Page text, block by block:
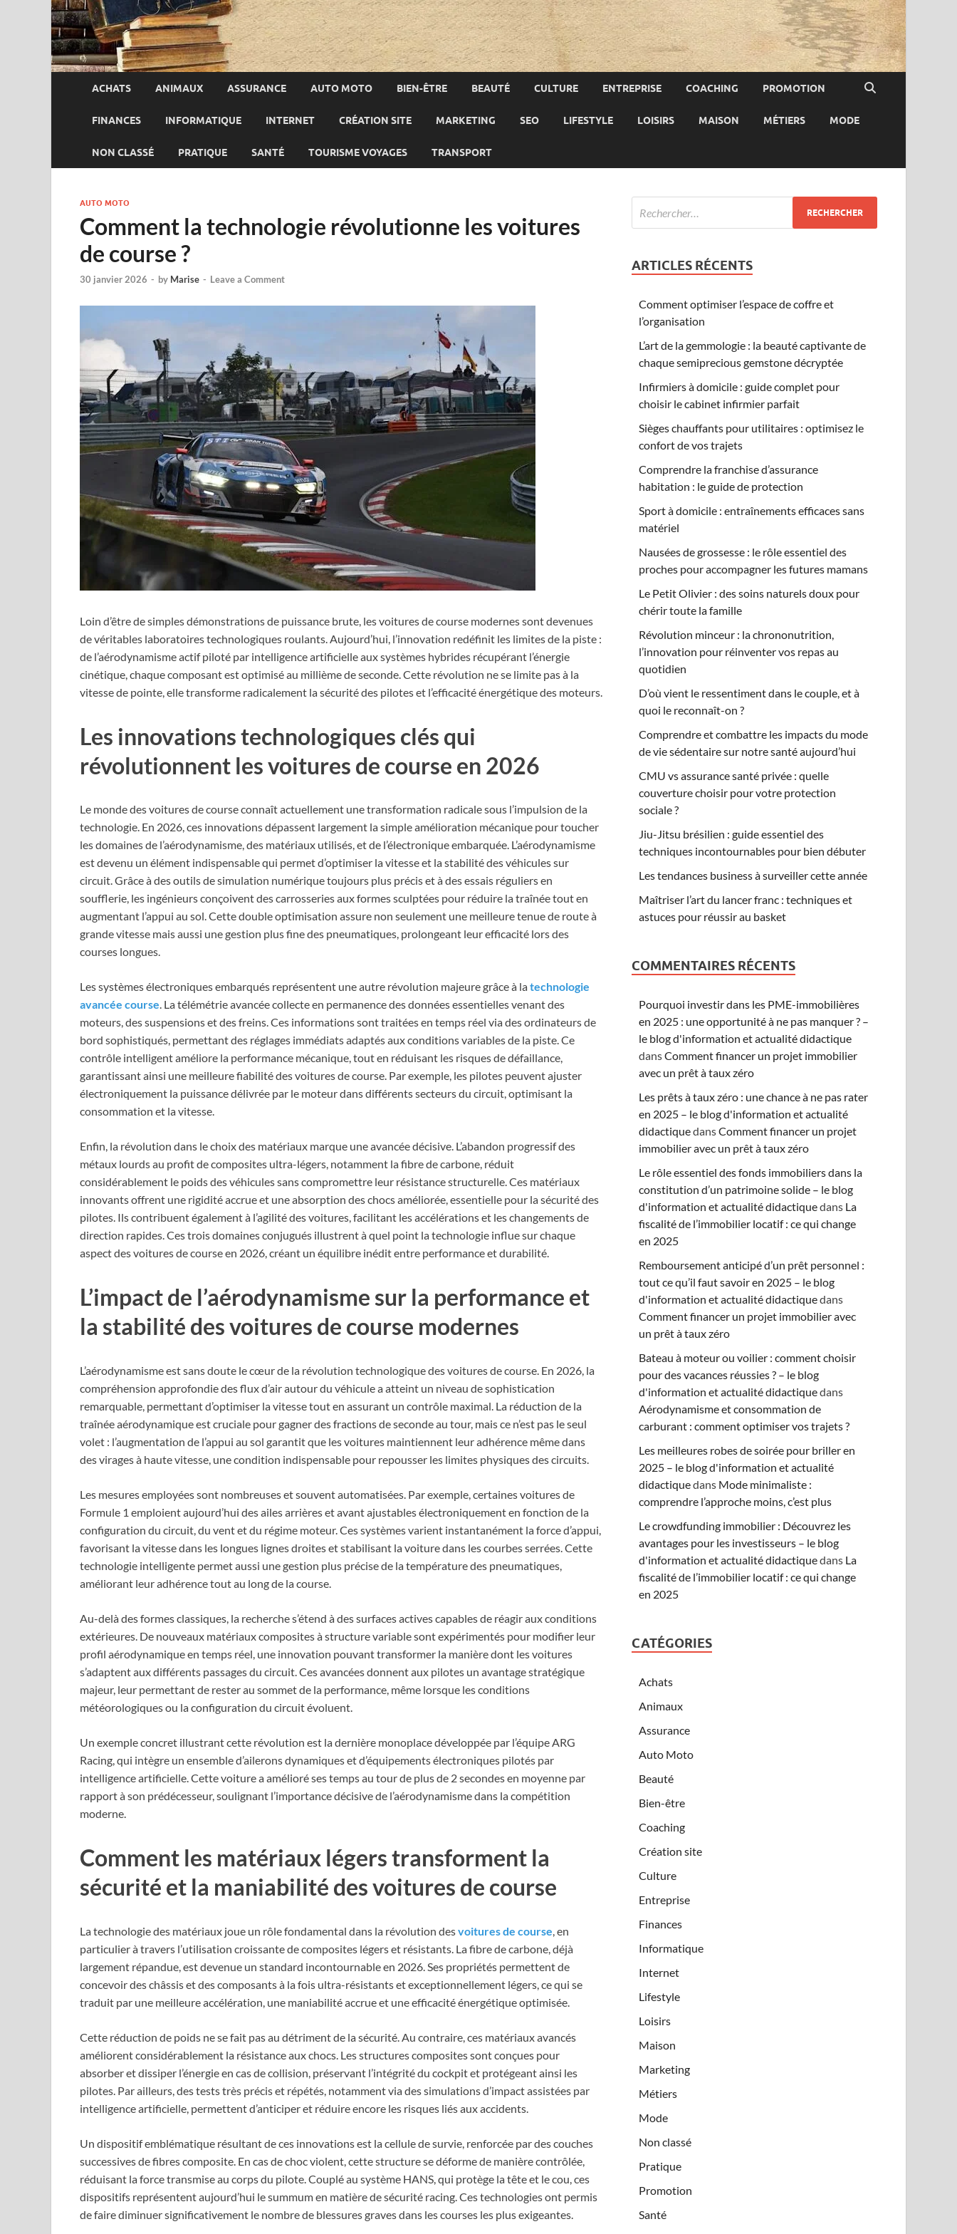
ACHATS ANIMAUX ASSURANCE AUTO MOTO BIEN-ÊTRE BEAUTÉ CULTURE ENTREPRISE COACHING PROMOTION
FINANCES INFORMATIQUE INTERNET CRÉATION SITE MARKETING SEO LIFESTYLE LOISIRS MAISON MÉTIERS MODE
NON CLASSÉ PRATIQUE SANTÉ TOURISME VOYAGES TRANSPORT
AUTO MOTO
Comment la technologie révolutionne les voitures
de course ?
30 janvier 2026 - by Marise - Leave a Comment
Loin d’être de simples démonstrations de puissance brute, les voitures de course modernes sont devenues
de véritables laboratoires technologiques roulants. Aujourd’hui, l’innovation redéfinit les limites de la piste :
de l’aérodynamisme actif piloté par intelligence artificielle aux systèmes hybrides récupérant l’énergie
cinétique, chaque composant est optimisé au millième de seconde. Cette révolution ne se limite pas à la
vitesse de pointe, elle transforme radicalement la sécurité des pilotes et l’efficacité énergétique des moteurs.
Les innovations technologiques clés qui
révolutionnent les voitures de course en 2026
Le monde des voitures de course connaît actuellement une transformation radicale sous l’impulsion de la
technologie. En 2026, ces innovations dépassent largement la simple amélioration mécanique pour toucher
les domaines de l’aérodynamisme, des matériaux utilisés, et de l’électronique embarquée. L’aérodynamisme
est devenu un élément indispensable qui permet d’optimiser la vitesse et la stabilité des véhicules sur
circuit. Grâce à des outils de simulation numérique toujours plus précis et à des essais réguliers en
soufflerie, les ingénieurs conçoivent des carrosseries aux formes sculptées pour réduire la traînée tout en
augmentant l’appui au sol. Cette double optimisation assure non seulement une meilleure tenue de route à
grande vitesse mais aussi une gestion plus fine des pneumatiques, prolongeant leur efficacité lors des
courses longues.
Les systèmes électroniques embarqués représentent une autre révolution majeure grâce à latechnologie
avancée course. La télémétrie avancée collecte en permanence des données essentielles venant des
moteurs, des suspensions et des freins. Ces informations sont traitées en temps réel via des ordinateurs de
bord sophistiqués, permettant des réglages immédiats adaptés aux conditions variables de la piste. Ce
contrôle intelligent améliore la performance mécanique, tout en réduisant les risques de défaillance,
garantissant ainsi une meilleure fiabilité des voitures de course. Par exemple, les pilotes peuvent ajuster
électroniquement la puissance délivrée par le moteur dans différents secteurs du circuit, optimisant la
consommation et la vitesse.
Enfin, la révolution dans le choix des matériaux marque une avancée décisive. L’abandon progressif des
métaux lourds au profit de composites ultra-légers, notamment la fibre de carbone, réduit
considérablement le poids des véhicules sans compromettre leur résistance structurelle. Ces matériaux
innovants offrent une rigidité accrue et une absorption des chocs améliorée, essentielle pour la sécurité des
pilotes. Ils contribuent également à l’agilité des voitures, facilitant les accélérations et les changements de
direction rapides. Ces trois domaines conjugués illustrent à quel point la technologie influe sur chaque
aspect des voitures de course en 2026, créant un équilibre inédit entre performance et durabilité.
L’impact de l’aérodynamisme sur la performance et
la stabilité des voitures de course modernes
L’aérodynamisme est sans doute le cœur de la révolution technologique des voitures de course. En 2026, la
compréhension approfondie des flux d’air autour du véhicule a atteint un niveau de sophistication
remarquable, permettant d’optimiser la vitesse tout en assurant un contrôle maximal. La réduction de la
traînée aérodynamique est cruciale pour gagner des fractions de seconde au tour, mais ce n’est pas le seul
volet : l’augmentation de l’appui au sol garantit que les voitures maintiennent leur adhérence même dans
des virages à haute vitesse, une condition indispensable pour repousser les limites physiques des circuits.
Les mesures employées sont nombreuses et souvent automatisées. Par exemple, certaines voitures de
Formule 1 emploient aujourd’hui des ailes arrières et avant ajustables électroniquement en fonction de la
configuration du circuit, du vent et du régime moteur. Ces systèmes varient instantanément la force d’appui,
favorisant la vitesse dans les longues lignes droites et stabilisant la voiture dans les courbes serrées. Cette
technologie intelligente permet aussi une gestion plus précise de la température des pneumatiques,
améliorant leur adhérence tout au long de la course.
Au-delà des formes classiques, la recherche s’étend à des surfaces actives capables de réagir aux conditions
extérieures. De nouveaux matériaux composites à structure variable sont expérimentés pour modifier leur
profil aérodynamique en temps réel, une innovation pouvant transformer la manière dont les voitures
s’adaptent aux différents passages du circuit. Ces avancées donnent aux pilotes un avantage stratégique
majeur, leur permettant de rester au sommet de la performance, même lorsque les conditions
météorologiques ou la configuration du circuit évoluent.
Un exemple concret illustrant cette révolution est la dernière monoplace développée par l’équipe ARG
Racing, qui intègre un ensemble d’ailerons dynamiques et d’équipements électroniques pilotés par
intelligence artificielle. Cette voiture a amélioré ses temps au tour de plus de 2 secondes en moyenne par
rapport à son prédécesseur, soulignant l’importance décisive de l’aérodynamisme dans la compétition
moderne.
Comment les matériaux légers transforment la
sécurité et la maniabilité des voitures de course
La technologie des matériaux joue un rôle fondamental dans la révolution desvoitures de course , en
particulier à travers l’utilisation croissante de composites légers et résistants. La fibre de carbone, déjà
largement répandue, est devenue un standard incontournable en 2026. Ses propriétés permettent de
concevoir des châssis et des composants à la fois ultra-résistants et exceptionnellement légers, ce qui se
traduit par une meilleure accélération, une maniabilité accrue et une efficacité énergétique optimisée.
Cette réduction de poids ne se fait pas au détriment de la sécurité. Au contraire, ces matériaux avancés
améliorent considérablement la résistance aux chocs. Les structures composites sont conçues pour
absorber et dissiper l’énergie en cas de collision, préservant l’intégrité du cockpit et protégeant ainsi les
pilotes. Par ailleurs, des tests très précis et répétés, notamment via des simulations d’impact assistées par
intelligence artificielle, permettent d’anticiper et réduire encore les risques liés aux accidents.
Un dispositif emblématique résultant de ces innovations est la cellule de survie, renforcée par des couches
successives de fibres composite. En cas de choc violent, cette structure se déforme de manière contrôlée,
réduisant la force transmise au corps du pilote. Couplé au système HANS, qui protège la tête et le cou, ces
dispositifs représentent aujourd’hui le summum en matière de sécurité racing. Ces technologies ont permis
de faire diminuer significativement le nombre de blessures graves dans les courses les plus exigeantes.
ARTICLES RÉCENTS
Comment optimiser l’espace de coffre et
l’organisation
L’art de la gemmologie : la beauté captivante de
chaque semiprecious gemstone décryptée
Infirmiers à domicile : guide complet pour
choisir le cabinet infirmier parfait
Sièges chauffants pour utilitaires : optimisez le
confort de vos trajets
Comprendre la franchise d’assurance
habitation : le guide de protection
Sport à domicile : entraînements efficaces sans
matériel
Nausées de grossesse : le rôle essentiel des
proches pour accompagner les futures mamans
Le Petit Olivier : des soins naturels doux pour
chérir toute la famille
Révolution minceur : la chrononutrition,
l’innovation pour réinventer vos repas au
quotidien
D’où vient le ressentiment dans le couple, et à
quoi le reconnaît-on ?
Comprendre et combattre les impacts du mode
de vie sédentaire sur notre santé aujourd’hui
CMU vs assurance santé privée : quelle
couverture choisir pour votre protection
sociale ?
Jiu-Jitsu brésilien : guide essentiel des
techniques incontournables pour bien débuter
Les tendances business à surveiller cette année
Maîtriser l’art du lancer franc : techniques et
astuces pour réussir au basket
COMMENTAIRES RÉCENTS
Pourquoi investir dans les PME-immobilières
en 2025 : une opportunité à ne pas manquer ? –
le blog d'information et actualité didactique
dansComment financer un projet immobilier
avec un prêt à taux zéro
Les prêts à taux zéro : une chance à ne pas rater
en 2025 – le blog d'information et actualité
didactiquedansComment financer un projet
immobilier avec un prêt à taux zéro
Le rôle essentiel des fonds immobiliers dans la
constitution d’un patrimoine solide – le blog
d'information et actualité didactiquedans La
fiscalité de l’immobilier locatif : ce qui change
en 2025
Remboursement anticipé d’un prêt personnel :
tout ce qu’il faut savoir en 2025 – le blog
d'information et actualité didactiquedans
Comment financer un projet immobilier avec
un prêt à taux zéro
Bateau à moteur ou voilier : comment choisir
pour des vacances réussies ? – le blog
d'information et actualité didactiquedans
Aérodynamisme et consommation de
carburant : comment optimiser vos trajets ?
Les meilleures robes de soirée pour briller en
2025 – le blog d'information et actualité
didactiquedans Mode minimaliste :
comprendre l’approche moins, c’est plus
Le crowdfunding immobilier : Découvrez les
avantages pour les investisseurs – le blog
d'information et actualité didactiquedans La
fiscalité de l’immobilier locatif : ce qui change
en 2025
CATÉGORIES
Achats
Animaux
Assurance
Auto Moto
Beauté
Bien-être
Coaching
Création site
Culture
Entreprise
Finances
Informatique
Internet
Lifestyle
Loisirs
Maison
Marketing
Métiers
Mode
Non classé
Pratique
Promotion
Santé